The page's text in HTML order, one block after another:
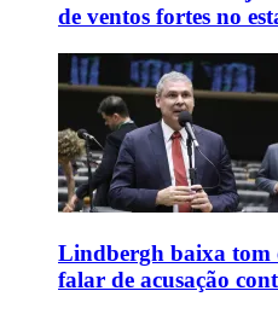
de ventos fortes no
Lindbergh baixa tom
falar de acusação